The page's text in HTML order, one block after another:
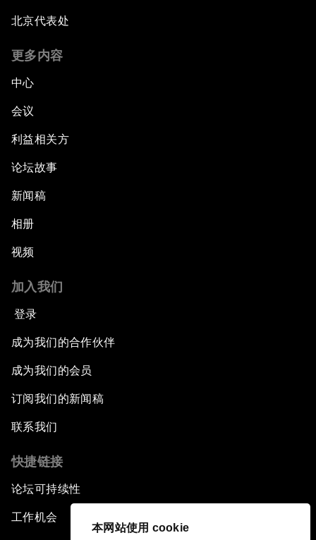
本网站使用 cookie
北京代表处
更多内容
中心
会议
利益相关方
论坛故事
新闻稿
相册
视频
加入我们
登录
成为我们的合作伙伴
成为我们的会员
订阅我们的新闻稿
联系我们
快捷链接
论坛可持续性
工作机会